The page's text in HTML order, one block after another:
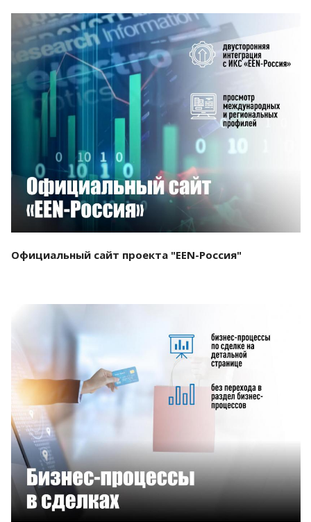
Смотреть проект
Официальный сайт проекта "EEN-Россия"